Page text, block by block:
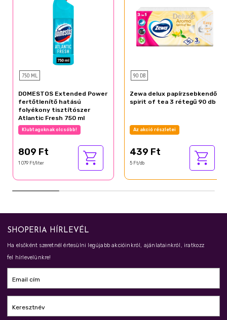
750 ML
DOMESTOS Extended Power
fertőtlenítő hatású
folyékony tisztítószer
Atlantic Fresh 750 ml
Klubtagoknak olcsóbb!
809 Ft
1 079 Ft/liter
90 DB
Zewa delux papírzsebkendő
spirit of tea 3 rétegű 90 db
Az akció részletei
439 Ft
5 Ft/db
SHOPERIA HÍRLEVÉL
Ha elsőként szeretnél értesülni legújabb akcióinkról, ajánlatainkról, iratkozz
fel hírlevelünkre!
Email cím
Keresztnév